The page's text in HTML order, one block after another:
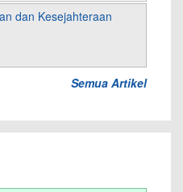
dan Kesejahteraan
Semua Artikel